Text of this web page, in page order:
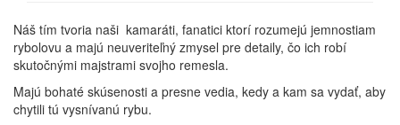
Náš tím tvoria naši kamaráti, fanatici ktorí rozumejú jemnostiam
rybolovu a majú neuveriteľný zmysel pre detaily, čo ich robí
skutočnými majstrami svojho remesla.
Majú bohaté skúsenosti a presne vedia, kedy a kam sa vydať, aby
chytili tú vysnívanú rybu.